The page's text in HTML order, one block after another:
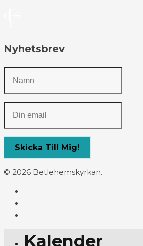
Nyhetsbrev
© 2026 Betlehemskyrkan.
Kalender